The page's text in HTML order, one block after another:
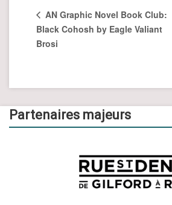
AN Graphic Novel Book Club:
Black Cohosh by Eagle Valiant
Brosi
Partenaires majeurs